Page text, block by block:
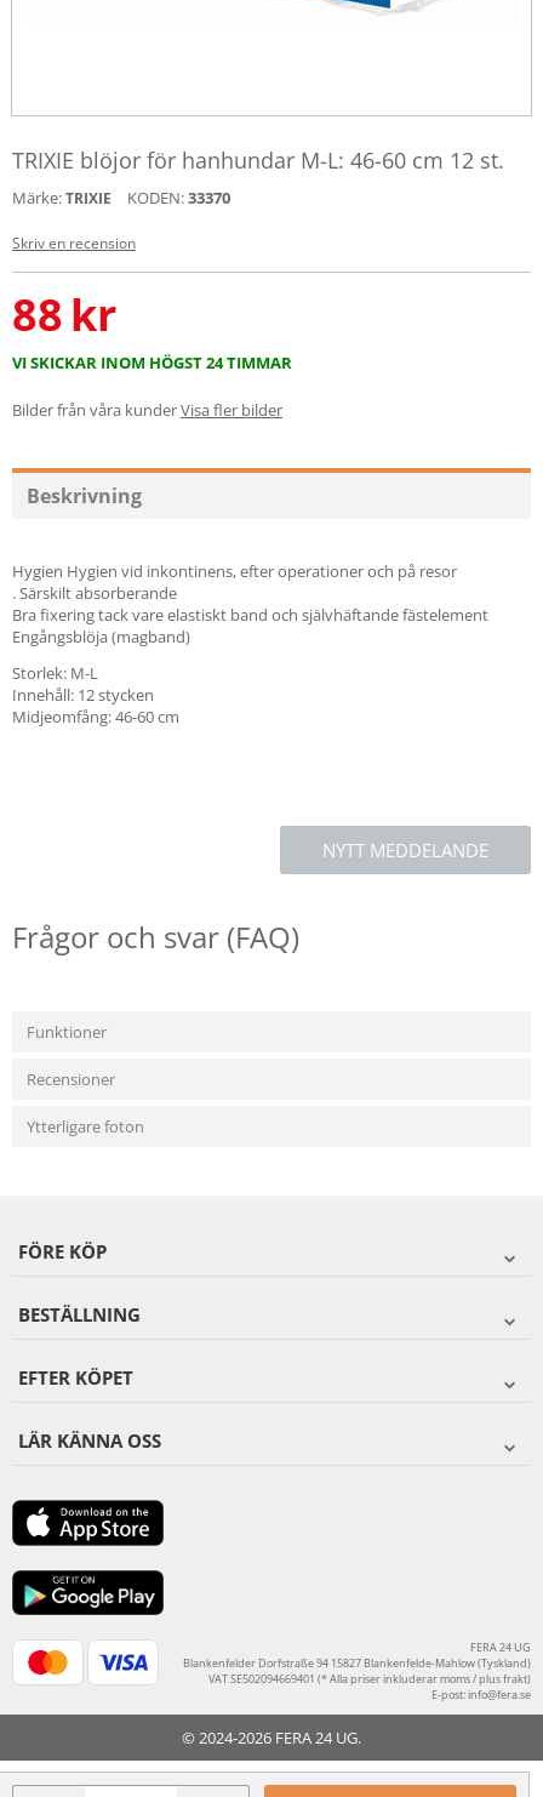
TRIXIE blöjor för hanhundar M-L: 46-60 cm 12 st.
Märke:TRIXIE KODEN:33370
Skriv en recension
88kr
VI SKICKAR INOM HÖGST 24 TIMMAR
Bilder från våra kunderVisa fler bilder
Beskrivning
Hygien Hygien vid inkontinens, efter operationer och på resor
. Särskilt absorberande
Bra fixering tack vare elastiskt band och självhäftande fästelement
Engångsblöja (magband)
Storlek: M-L
Innehåll: 12 stycken
Midjeomfång: 46-60 cm
NYTT MEDDELANDE
Frågor och svar (FAQ)
Funktioner
Recensioner
Ytterligare foton
FÖRE KÖP
BESTÄLLNING
EFTER KÖPET
LÄR KÄNNA OSS
FERA 24 UG
Blankenfelder Dorfstraße 94 15827 Blankenfelde-Mahlow (Tyskland)
VAT SE502094669401 (* Alla priser inkluderar moms / plus frakt)
E-post:info@fera.se
© 2024-2026 FERA 24 UG.
FERA INTERNATIONAL: